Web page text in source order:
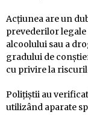
Acțiunea are un
prevederilor
alcoolului sau a
gradului de
cu privire la
Polițiștii au
utilizând aparate